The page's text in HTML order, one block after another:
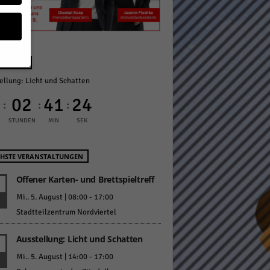
Licht und Schatten
: 02
STUNDEN
: 41
MIN
: 23
SEK
VERANSTALTUNGEN
Offener Karten- und Brettspieltreff
Mi.. 5. August | 08:00- 17:00
Stadtteilzentrum Nordviertel
Ausstellung: Licht und Schatten
Mi.. 5. August | 14:00- 17:00
Zurück